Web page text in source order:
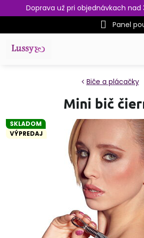
Doprava už pri objednávkach nad
Panel
SKLADOM
VÝPREDAJ
Biče a plácačky
Mini bič